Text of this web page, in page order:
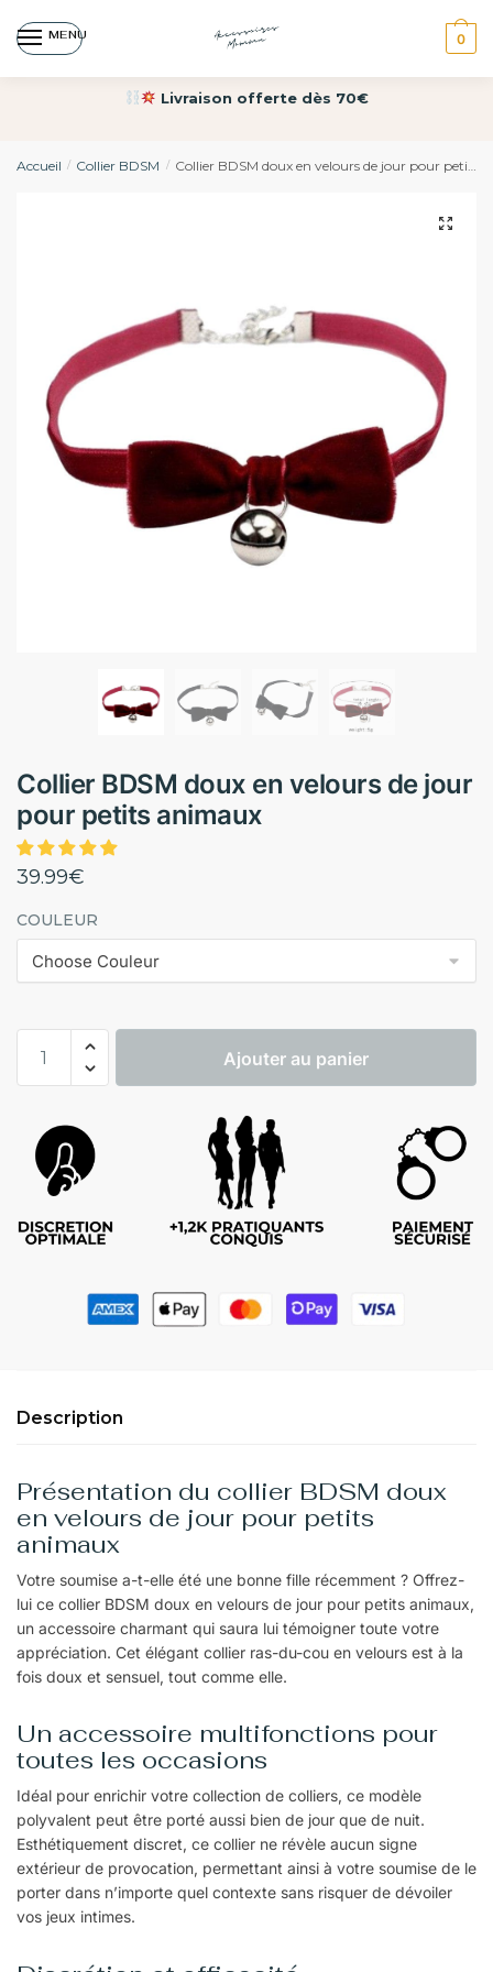
MENU 0
Livraison offerte dès 70€
Accueil / Collier BDSM / Collier BDSM doux en velours de jour pour petits animaux
Collier BDSM doux en velours de jour
pour petits animaux
39.99€
COULEUR
Ajouter au panier
Description
Présentation du collier BDSM doux
en velours de jour pour petits
animaux
Votre soumise a-t-elle été une bonne fille récemment ? Offrez-
lui ce collier BDSM doux en velours de jour pour petits animaux,
un accessoire charmant qui saura lui témoigner toute votre
appréciation. Cet élégant collier ras-du-cou en velours est à la
fois doux et sensuel, tout comme elle.
Un accessoire multifonctions pour
toutes les occasions
Idéal pour enrichir votre collection de colliers, ce modèle
polyvalent peut être porté aussi bien de jour que de nuit.
Esthétiquement discret, ce collier ne révèle aucun signe
extérieur de provocation, permettant ainsi à votre soumise de le
porter dans n’importe quel contexte sans risquer de dévoiler
vos jeux intimes.